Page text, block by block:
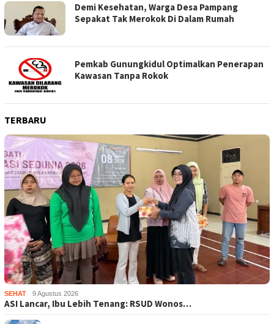
Demi Kesehatan, Warga Desa Pampang
Sepakat Tak Merokok Di Dalam Rumah
Pemkab Gunungkidul Optimalkan Penerapan
Kawasan Tanpa Rokok
TERBARU
SEHAT 9 Agustus 2026
ASI Lancar, Ibu Lebih Tenang: RSUD Wonos…